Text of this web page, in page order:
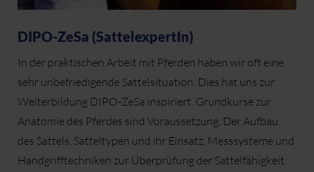
DIPO-ZeSa (SattelexpertIn)
In der praktischen Arbeit mit Pferden haben wir oft eine
sehr unbefriedigende Sattelsituation. Dies hat uns zur
Weiterbildung DIPO-ZeSa inspiriert. Grundkurse zur
Anatomie des Pferdes sind Voraussetzung. Der Aufbau
des Sattels, Satteltypen und ihr Einsatz, Messsysteme und
Handgrifftechniken zur Überprüfung der Sattelfähigkeit